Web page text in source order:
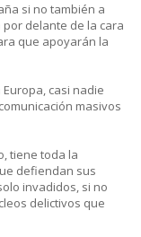
si no también a
delante de la cara
que apoyarán la
casi nadie
masivos
tiene toda la
defiendan sus
invadidos, si no
delictivos que